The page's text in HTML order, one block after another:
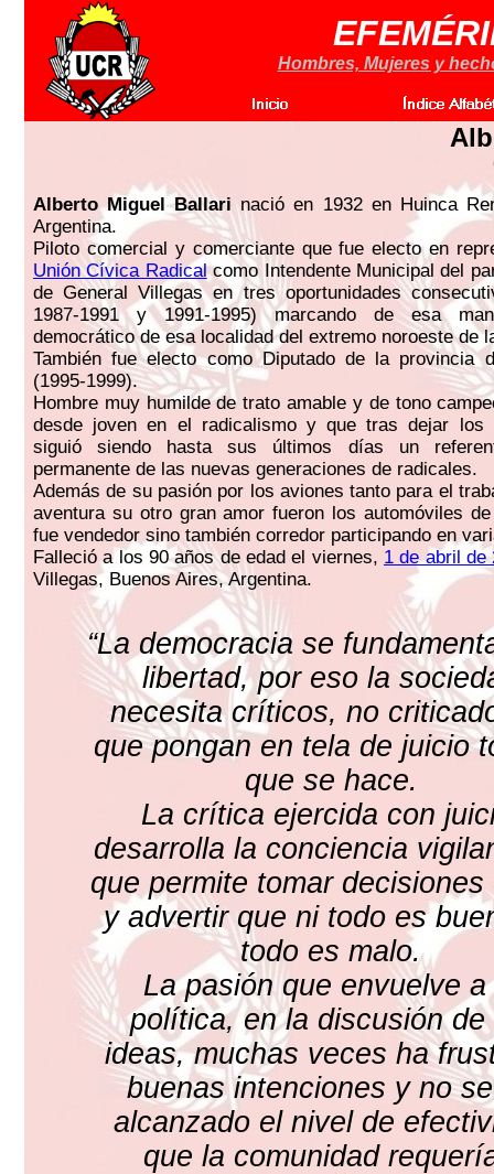
Hombres, Mujeres y
Alberto Miguel Ballari nació en 1932 en Huinca
Argentina.
Piloto comercial y comerciante que fue electo en
Unión Cívica Radicalcomo Intendente Municipal del
de General Villegas en tres oportunidades
1987-1991 y 1991-1995) marcando de esa
democrático de esa localidad del extremo noroeste de
También fue electo como Diputado de la provincia
(1995-1999).
Hombre muy humilde de trato amable y de tono
desde joven en el radicalismo y que tras dejar los
siguió siendo hasta sus últimos días un
permanente de las nuevas generaciones de radicales.
Además de su pasión por los aviones tanto para el
aventura su otro gran amor fueron los automóviles
fue vendedor sino también corredor participando en
Falleció a los 90 años de edad el viernes, 1 de abril de
Villegas, Buenos Aires, Argentina.
“La democracia se
libertad, por eso la
necesita críticos, no
que pongan en tela de juicio
que se hace.
La crítica ejercida con
desarrolla la conciencia
que permite tomar decisiones
y advertir que ni todo es
todo es malo.
La pasión que envuelve a
política, en la discusión de
ideas, muchas veces ha
buenas intenciones y no
alcanzado el nivel de
que la comunidad